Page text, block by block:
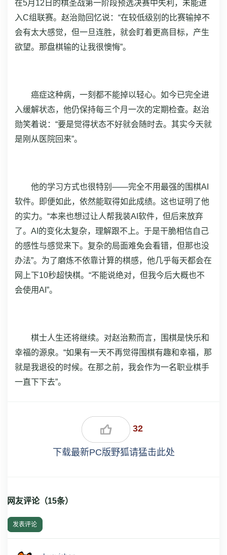
在5月12日的棋圣战第一阶段预选决赛中失利，未能进
入C组联赛。赵治勋回忆说：“在较低级别的比赛输掉不
会有太大感觉，但一旦连胜，就会盯着更高目标，产生
欲望。那盘棋输的让我很懊悔”。
癌症这种病，一刻都不能掉以轻心。如今已完全进
入缓解状态，他仍保持每三个月一次的定期检查。赵治
勋笑着说：“要是觉得状态不好就会随时去。其实今天就
是刚从医院回来”。
他的学习方式也很特别——完全不用最强的围棋AI
软件。即便如此，依然能取得如此成绩。这也证明了他
的实力。“本来也想过让人帮我装AI软件，但后来放弃
了。AI的变化太复杂，理解跟不上。于是干脆相信自己
的感性与感觉来下。复杂的局面难免会看错，但那也没
办法”。为了磨炼不依靠计算的棋感，他几乎每天都会在
网上下10秒超快棋。“不能说绝对，但我今后大概也不
会使用AI”。
棋士人生还将继续。对赵治勲而言，围棋是快乐和
幸福的源泉。“如果有一天不再觉得围棋有趣和幸福，那
就是我退役的时候。在那之前，我会作为一名职业棋手
一直下下去”。
32
下载最新PC版野狐请猛击此处
网友评论（15条）
发表评论